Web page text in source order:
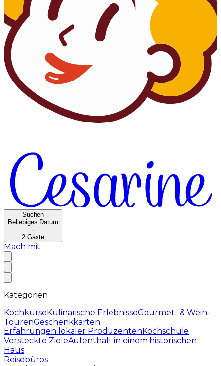
Suchen
Beliebiges Datum
·
2 Gäste
Mach mit
Kategorien
KochkurseKulinarische ErlebnisseGourmet- & Wein-
TourenGeschenkkarten
Erfahrungen lokaler ProduzentenKochschule
Versteckte ZieleAufenthalt in einem historischen
Haus
Reisebüros